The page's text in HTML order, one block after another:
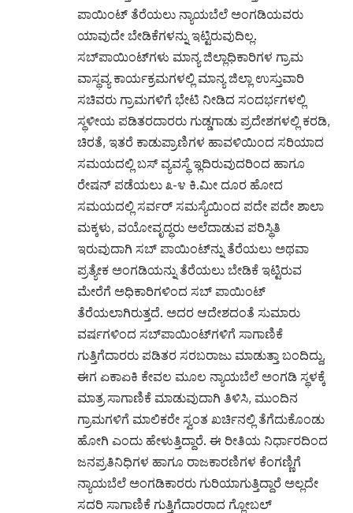
ಪಾಯಿಂಟ್ ತೆರೆಯಲು ನ್ಯಾಯಬೆಲೆ ಅಂಗಡಿಯವರು
ಯಾವುದೇ ಬೇಡಿಕೆಗಳನ್ನು ಇಟ್ಟಿರುವುದಿಲ್ಲ.
ಸಬ್‌ಪಾಯಿಂಟ್‌ಗಳು ಮಾನ್ಯ ಜಿಲ್ಲಾಧಿಕಾರಿಗಳ ಗ್ರಾಮ
ವಾಸ್ಥವ್ಯ ಕಾರ್ಯಕ್ರಮಗಳಲ್ಲಿ ಮಾನ್ಯ ಜಿಲ್ಲಾ ಉಸ್ತುವಾರಿ
ಸಚಿವರು ಗ್ರಾಮಗಳಿಗೆ ಭೇಟಿ ನೀಡಿದ ಸಂದರ್ಭಗಳಲ್ಲಿ
ಸ್ಥಳೀಯ ಪಡಿತರದಾರರು ಗುಡ್ಡಗಾಡು ಪ್ರದೇಶಗಳಲ್ಲಿ ಕರಡಿ,
ಚಿರತೆ, ಇತರೆ ಕಾಡುಪ್ರಾಣಿಗಳ ಹಾವಳಿಯಿಂದ ಸರಿಯಾದ
ಸಮಯದಲ್ಲಿ ಬಸ್ ವ್ಯವಸ್ಥೆ ಇ್ಲದಿರುವುದರಿಂದ ಹಾಗೂ
ರೇಷನ್ ಪಡೆಯಲು ೩-೪ ಕಿ.ಮೀ ದೂರ ಹೋದ
ಸಮಯದಲ್ಲಿ ಸರ್ವರ್ ಸಮಸ್ಯೆಯಿಂದ ಪದೇ ಪದೇ ಶಾಲಾ
ಮಕ್ಕಳು, ವಯೋವೃದ್ಧರು ಅಲೆದಾಡುವ ಪರಿಸ್ಥಿತಿ
ಇರುವುದಾಗಿ ಸಬ್ ಪಾಯಿಂಟ್‌ನ್ನು ತೆರೆಯಲು ಅಥವಾ
ಪ್ರತ್ಯೇಕ ಅಂಗಡಿಯನ್ನು ತೆರೆಯಲು ಬೇಡಿಕೆ ಇಟ್ಟಿರುವ
ಮೇರೆಗೆ ಅಧಿಕಾರಿಗಳಿಂದ ಸಬ್ ಪಾಯಿಂಟ್
ತೆರೆಯಲಾಗಿರುತ್ತದೆ. ಅದರ ಆದೇಶದಂತೆ ಸುಮಾರು
ವರ್ಷಗಳಿಂದ ಸಬ್‌ಪಾಯಿಂಟ್‌ಗಳಿಗೆ ಸಾಗಾಣಿಕೆ
ಗುತ್ತಿಗೆದಾರರು ಪಡಿತರ ಸರಬರಾಜು ಮಾಡುತ್ತಾ ಬಂದಿದ್ದು,
ಈಗ ಏಕಾಏಕಿ ಕೇವಲ ಮೂಲ ನ್ಯಾಯಬೆಲೆ ಅಂಗಡಿ ಸ್ಥಳಕ್ಕೆ
ಮಾತ್ರ ಸಾಗಾಣಿಕೆ ಮಾಡುವುದಾಗಿ ತಿಳಿಸಿ, ಮುಂದಿನ
ಗ್ರಾಮಗಳಿಗೆ ಮಾಲಿಕರೇ ಸ್ವಂತ ಖರ್ಚಿನಲ್ಲಿ ತೆಗೆದುಕೊಂಡು
ಹೋಗಿ ಎಂದು ಹೇಳುತ್ತಿದ್ದಾರೆ. ಈ ರೀತಿಯ ನಿರ್ಧಾರದಿಂದ
ಜನಪ್ರತಿನಿಧಿಗಳ ಹಾಗೂ ರಾಜಕಾರಣಿಗಳ ಕೆಂಗಣ್ಣಿಗೆ
ನ್ಯಾಯಬೆಲೆ ಅಂಗಡಿಕಾರರು ಗುರಿಯಾಗುತ್ತಿದ್ದಾರೆ ಅಲ್ಲದೇ
ಸದರಿ ಸಾಗಾಣಿಕೆ ಗುತ್ತಿಗೆದಾರರಾದ ಗ್ಲೋಬಲ್